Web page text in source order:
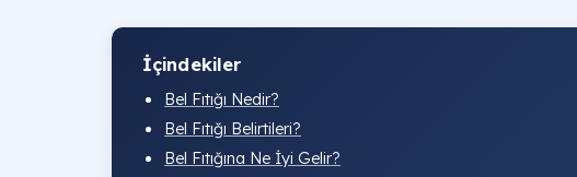
İçindekiler
Bel Fıtığı Nedir?
Bel Fıtığı Belirtileri?
Bel Fıtığına Ne İyi Gelir?